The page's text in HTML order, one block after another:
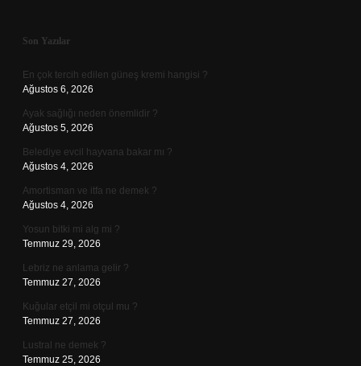
Sidebar
Son Yazılar
En çok tercih edilen güneş kremi hangisi ?
Ağustos 6, 2026
Ayak sağlığı neden önemlidir ?
Ağustos 5, 2026
Belediye evcil hayvana bakar mı ?
Ağustos 4, 2026
Amortisman ve itfa ne demek ?
Ağustos 4, 2026
Yosun bitki mi alg mi ?
Temmuz 29, 2026
Lebriz ne anlama gelir ?
Temmuz 27, 2026
Kuğular etçil mi otçul mu ?
Temmuz 27, 2026
Lustral ne demek ?
Temmuz 25, 2026